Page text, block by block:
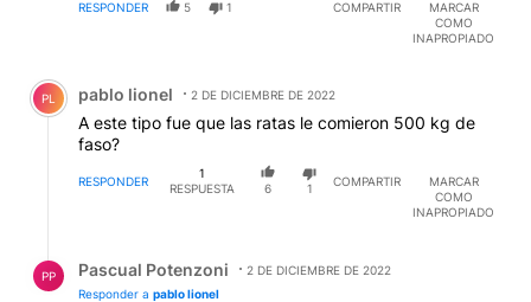
RESPONDER 5 1 COMPARTIR
MARCAR
COMO
INAPROPIADO
Comentario de pablo lionel.
PL pablo lionel 2 DE DICIEMBRE DE 2022
A este tipo fue que las ratas le comieron 500 kg de
faso?
RESPONDER
1
RESPUESTA
6 1
COMPARTIR
MARCAR
COMO
INAPROPIADO
PP Pascual Potenzoni
2 DE DICIEMBRE DE 2022
Responder a pablo lionel